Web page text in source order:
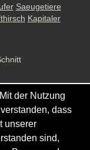
Saeugetiere
Kapitaler
der Nutzung
dass
unserer
sind,